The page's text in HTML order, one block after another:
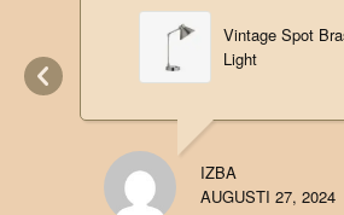
Vintage Spot
Light
IZBA
AUGUSTI 27, 2024